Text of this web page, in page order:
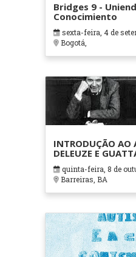
Bridges 9 -
Conocimiento
sexta-feira, 4 de
Bogotá,
INTRODUÇÃO AO
DELEUZE E
quinta-feira, 8 de
Barreiras, BA